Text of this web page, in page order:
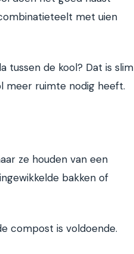
met uien
tussen de kool? Dat is slim
meer ruimte nodig heeft.
ze houden van een
bakken of
compost is voldoende.